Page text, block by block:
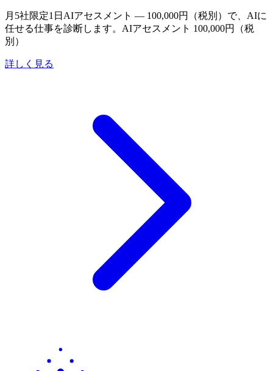
月5社限定1日AIアセスメント — 100,000円（税別）で、AIに
任せる仕事を診断します。 AIアセスメント 100,000円（税
別）
詳しく見る